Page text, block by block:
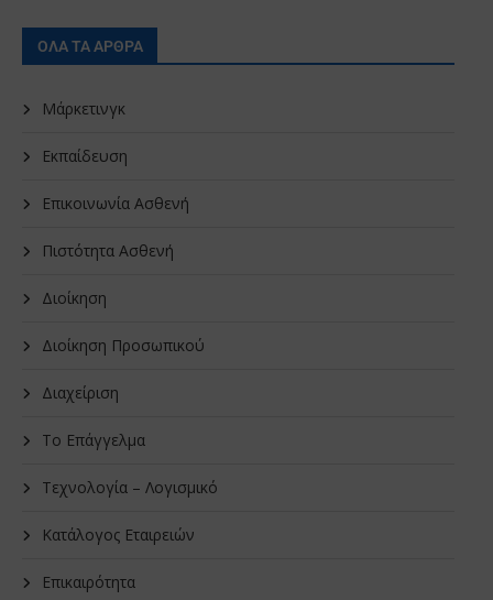
ΟΛΑ ΤΑ ΑΡΘΡΑ
Μάρκετινγκ
Εκπαίδευση
Επικοινωνία Ασθενή
Πιστότητα Ασθενή
Διοίκηση
Διοίκηση Προσωπικού
Διαχείριση
Το Επάγγελμα
Τεχνολογία – Λογισμικό
Κατάλογος Εταιρειών
Επικαιρότητα